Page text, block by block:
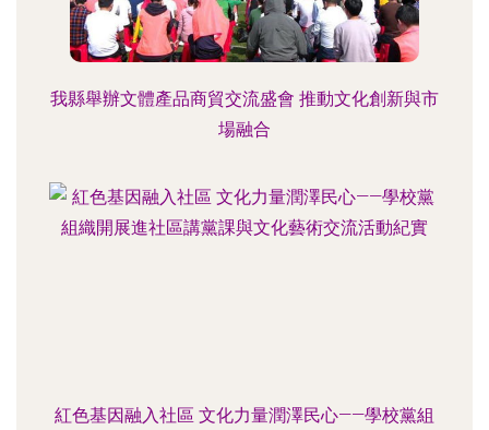
我縣舉辦文體產品商貿交流盛會 推動文化創新與市
場融合
紅色基因融入社區 文化力量潤澤民心——學校黨組